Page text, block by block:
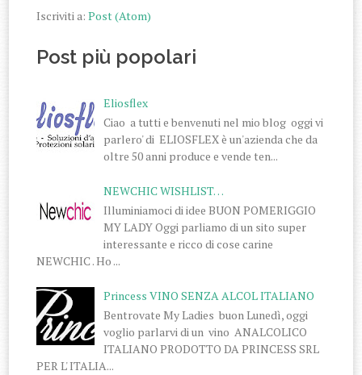
Iscriviti a:Post (Atom)
Post più popolari
Eliosflex
Ciao a tutti e benvenuti nel mio blog oggi vi
parlero' di ELIOSFLEX è un'azienda che da
oltre 50 anni produce e vende ten...
NEWCHIC WISHLIST…
Illuminiamoci di idee BUON POMERIGGIO
MY LADY Oggi parliamo di un sito super
interessante e ricco di cose carine
NEWCHIC . Ho ...
Princess VINO SENZA ALCOL ITALIANO
Bentrovate My Ladies buon Lunedì, oggi
voglio parlarvi di un vino ANALCOLICO
ITALIANO PRODOTTO DA PRINCESS SRL
PER L' ITALIA...